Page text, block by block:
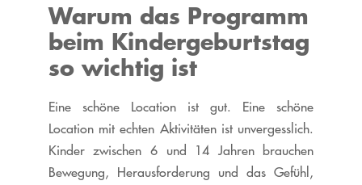
Warum das Programm
beim Kindergeburtstag
so wichtig ist
Eine schöne Location ist gut. Eine schöne
Location mit echten Aktivitäten ist unvergesslich.
Kinder zwischen 6 und 14 Jahren brauchen
Bewegung, Herausforderung und das Gefühl,